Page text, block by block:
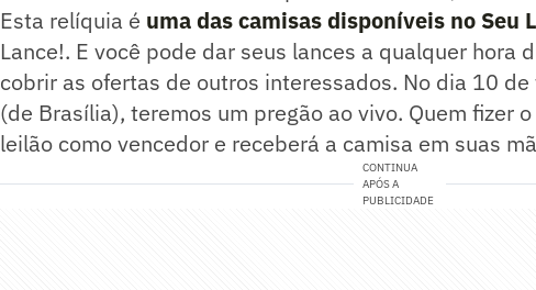
Esta relíquia é uma das camisas disponíveis no Seu
Lance!. E você pode dar seus lances a qualquer hora
cobrir as ofertas de outros interessados. No dia 10
(de Brasília), teremos um pregão ao vivo. Quem fizer
leilão como vencedor e receberá a camisa em suas
CONTINUA
APÓS A
PUBLICIDADE